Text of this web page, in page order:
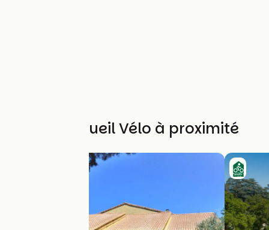
Autres Accueil Vélo à proximité